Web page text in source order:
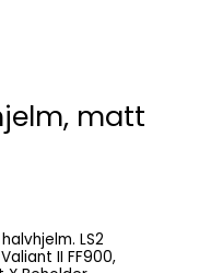
matt
II FF900,